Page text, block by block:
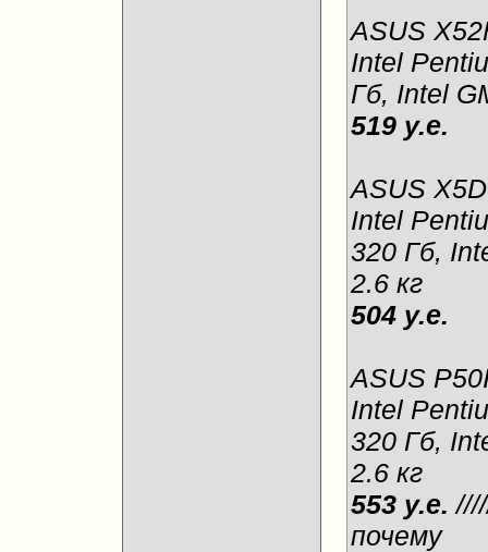
ASUS
Intel
Гб, Intel
519 у.е.
ASUS
Intel
320 Гб,
2.6 кг
504 у.е.
ASUS
Intel
320 Гб,
2.6 кг
553 у.е.
почему